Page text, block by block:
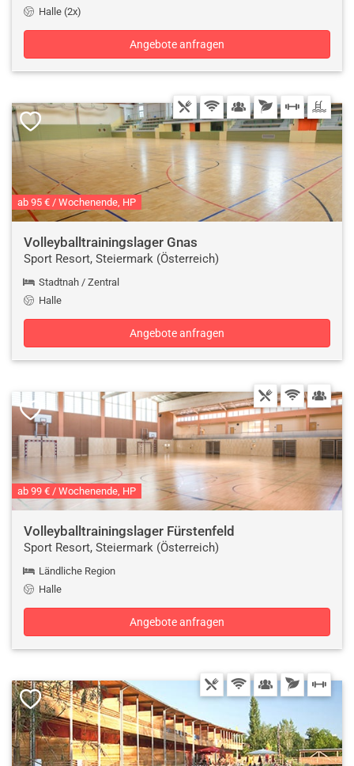
Halle (2x)
Angebote anfragen
ab 95 € / Wochenende, HP
Volleyballtrainingslager Gnas
Sport Resort, Steiermark (Österreich)
Stadtnah / Zentral
Halle
Angebote anfragen
ab 99 € / Wochenende, HP
Volleyballtrainingslager Fürstenfeld
Sport Resort, Steiermark (Österreich)
Ländliche Region
Halle
Angebote anfragen